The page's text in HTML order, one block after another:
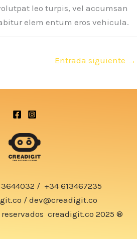
leo turpis, vel accumsan
elem entum eros vehicula.
Entrada siguiente →
/ +34 613467235
/ dev@creadigit.co
creadigit.co 2025 ®